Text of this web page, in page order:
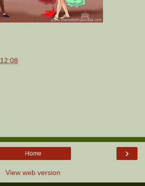
12:08
›
Home
View web version